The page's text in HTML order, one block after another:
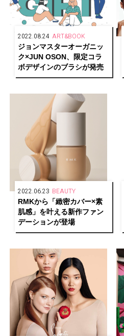
2022.08.24 ART&BOOK
ジョンマスターオーガニッ
ク×JUN OSON、限定コラ
ボデザインのブラシが発売
2022.06.23 BEAUTY
RMKから「緻密カバー×素
肌感」を叶える新作ファン
デーションが登場